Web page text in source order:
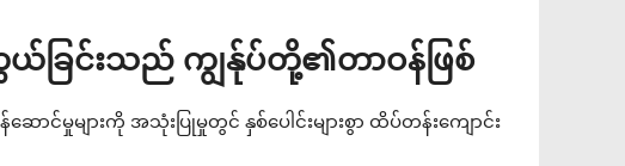
ယ်ခြင်းသည် ကျွန်ုပ်တို့၏တာဝန်ဖြစ်
ာင်မှုများကို အသုံးပြုမှုတွင် နှစ်ပေါင်းများစွာ ထိပ်တန်းကျောင်း